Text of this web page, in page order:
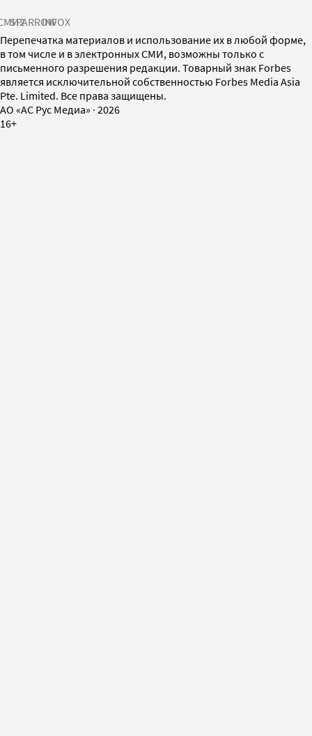
SPARROWINFOX
Перепечатка материалов и использование их в любой форме,
в том числе и в электронных СМИ, возможны только с
письменного разрешения редакции. Товарный знак Forbes
является исключительной собственностью Forbes Media Asia
Pte. Limited. Все права защищены.
AO «АС Рус Медиа» · 2026
16+